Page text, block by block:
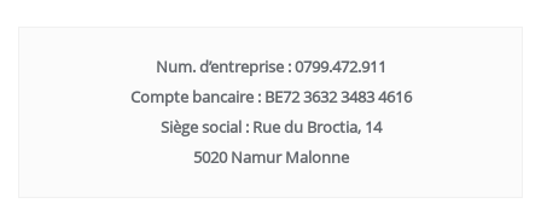
Num. d’entreprise : 0799.472.911
Compte bancaire : BE72 3632 3483 4616
Siège social : Rue du Broctia, 14
5020 Namur Malonne